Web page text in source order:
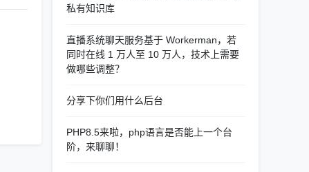
私有知识库
直播系统聊天服务基于 Workerman，若
同时在线 1 万人至 10 万人，技术上需要
做哪些调整？
分享下你们用什么后台
PHP8.5来啦，php语言是否能上一个台
阶，来聊聊！